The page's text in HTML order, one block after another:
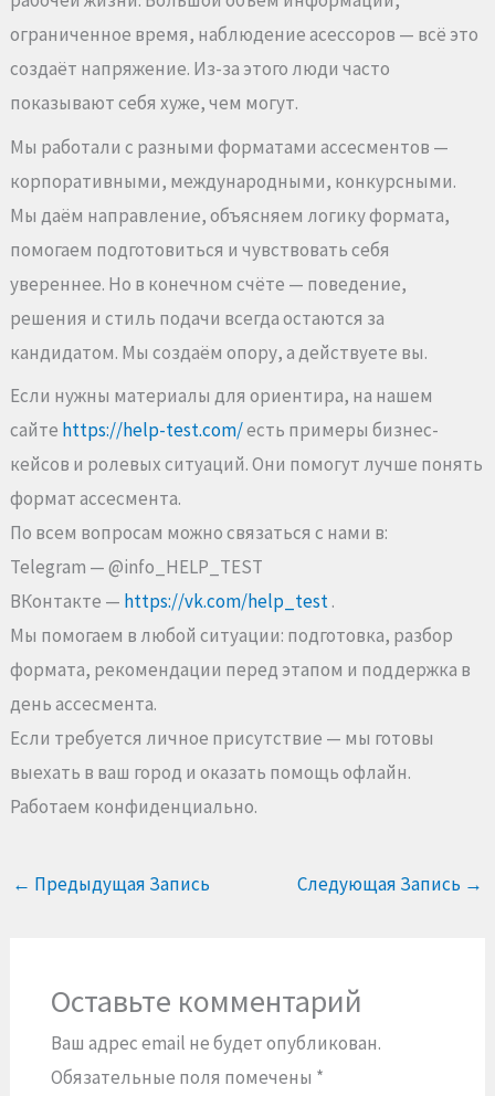
ограниченное время, наблюдение асессоров — всё это
создаёт напряжение. Из-за этого люди часто
показывают себя хуже, чем могут.
Мы работали с разными форматами ассесментов —
корпоративными, международными, конкурсными.
Мы даём направление, объясняем логику формата,
помогаем подготовиться и чувствовать себя
увереннее. Но в конечном счёте — поведение,
решения и стиль подачи всегда остаются за
кандидатом. Мы создаём опору, а действуете вы.
Если нужны материалы для ориентира, на нашем
сайте https://help-test.com/есть примеры бизнес-
кейсов и ролевых ситуаций. Они помогут лучше понять
формат ассесмента.
По всем вопросам можно связаться с нами в:
Telegram — @info_HELP_TEST
ВКонтакте — https://vk.com/help_test.
Мы помогаем в любой ситуации: подготовка, разбор
формата, рекомендации перед этапом и поддержка в
день ассесмента.
Если требуется личное присутствие — мы готовы
выехать в ваш город и оказать помощь офлайн.
Работаем конфиденциально.
← Предыдущая Запись Следующая Запись →
Оставьте комментарий
Ваш адрес email не будет опубликован.
Обязательные поля помечены *